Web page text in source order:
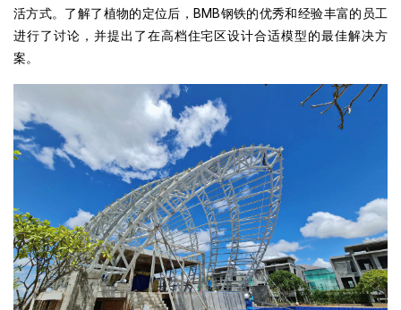
活方式。了解了植物的定位后，BMB钢铁的优秀和经验丰富的员工
进行了讨论，并提出了在高档住宅区设计合适模型的最佳解决方
案。